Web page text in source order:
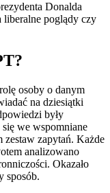
Donalda
liberalne poglądy czy
osoby o danym
na dziesiątki
były
we wspomniane
zapytań. Każde
analizowano
Okazało
sposób.